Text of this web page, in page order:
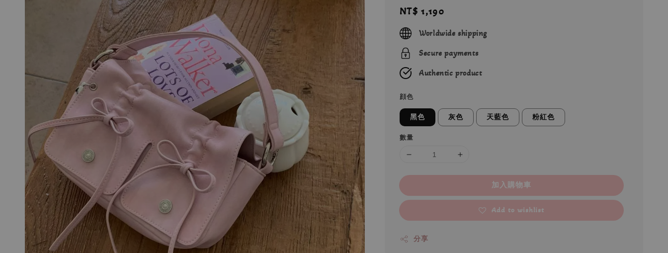
Regular
price
NT$ 1,190
Worldwide shipping
Secure payments
Authentic product
顔色
黑色 灰色 天藍色 粉紅色
數量
加入購物車
Add to wishlist
分享